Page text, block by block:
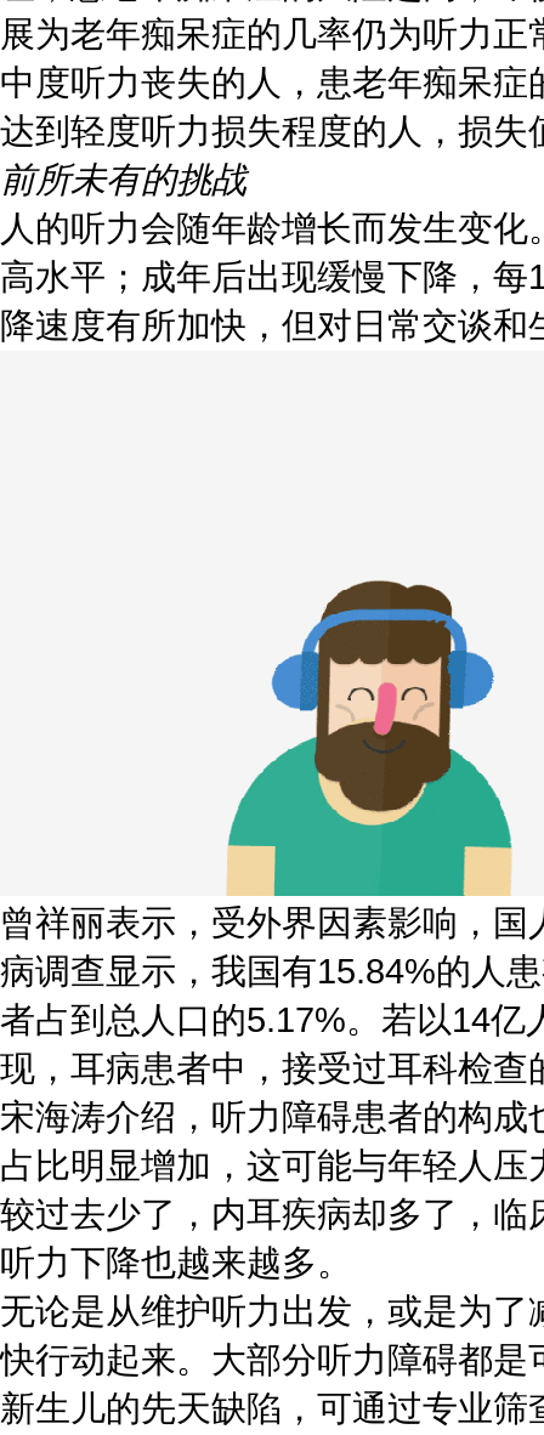
展为老年痴呆症的几率仍为听力正
中度听力丧失的人，患老年痴呆
达到轻度听力损失程度的人，损
前所未有的挑战
人的听力会随年龄增长而发生变
高水平；成年后出现缓慢下降，
降速度有所加快，但对日常交谈
曾祥丽表示，受外界因素影响，
病调查显示，我国有15.84%的人
者占到总人口的5.17%。若以14
现，耳病患者中，接受过耳科检查
宋海涛介绍，听力障碍患者的构
占比明显增加，这可能与年轻人
较过去少了，内耳疾病却多了，
听力下降也越来越多。
无论是从维护听力出发，或是为
快行动起来。大部分听力障碍都是
新生儿的先天缺陷，可通过专业